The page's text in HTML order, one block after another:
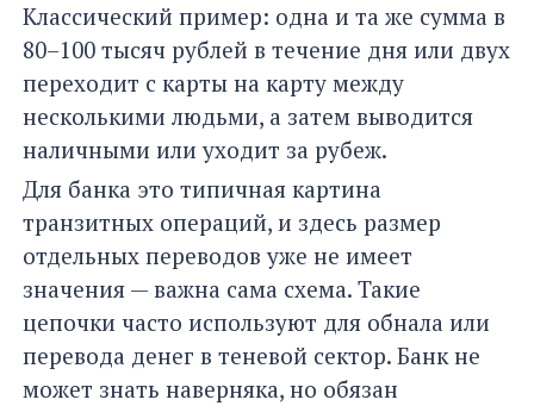
Классический пример: одна и та же сумма в
80–100 тысяч рублей в течение дня или двух
переходит с карты на карту между
несколькими людьми, а затем выводится
наличными или уходит за рубеж.
Для банка это типичная картина
транзитных операций, и здесь размер
отдельных переводов уже не имеет
значения — важна сама схема. Такие
цепочки часто используют для обнала или
перевода денег в теневой сектор. Банк не
может знать наверняка, но обязан